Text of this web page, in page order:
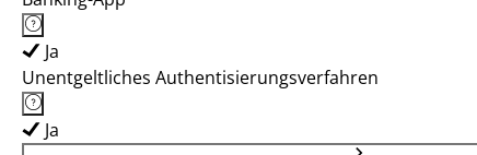
Ja
Unentgeltliches Authentisierungsverfahren
Ja